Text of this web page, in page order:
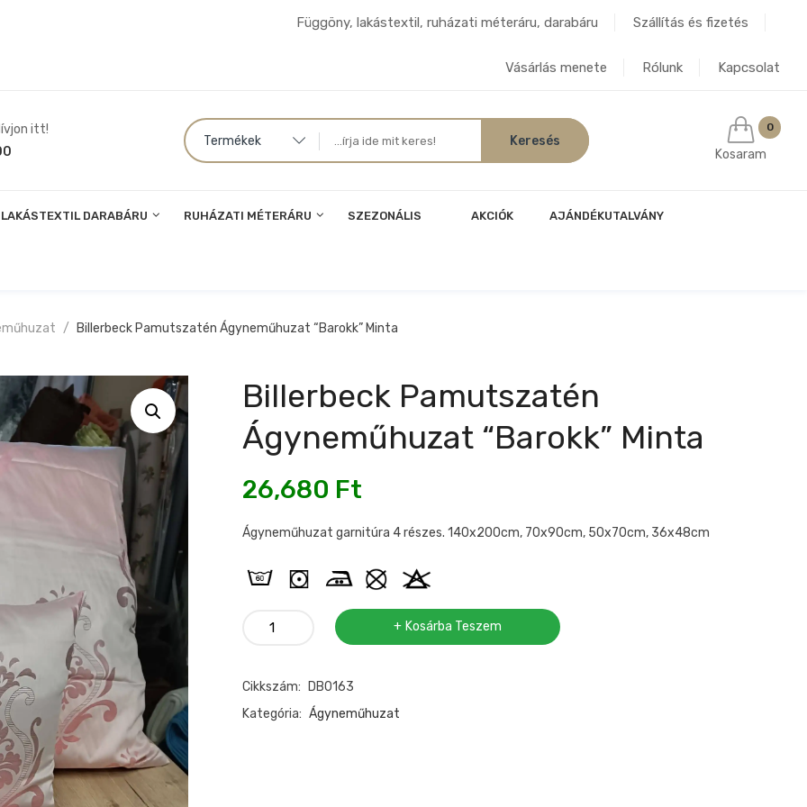
Függöny, lakástextil, ruházati méteráru, darabáru Szállítás és fizetés
Vásárlás menete Rólunk Kapcsolat
itt!
Termékek
0
Kosaram
LAKÁSTEXTIL DARABÁRU RUHÁZATI MÉTERÁRU SZEZONÁLIS AKCIÓK AJÁNDÉKUTALVÁNY
Billerbeck Pamutszatén Ágyneműhuzat “barokk” Minta
Billerbeck Pamutszatén
Ágyneműhuzat “barokk” Minta
26,680 Ft
Ágyneműhuzat garnitúra 4 részes. 140x200cm, 70x90cm, 50x70cm, 36x48cm
Billerbeck
"barokk"
minta
Kosárba Teszem
Cikkszám:
DB0163
Kategória: Ágyneműhuzat